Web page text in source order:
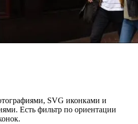
SVG иконками и
Есть фильтр по ориентации